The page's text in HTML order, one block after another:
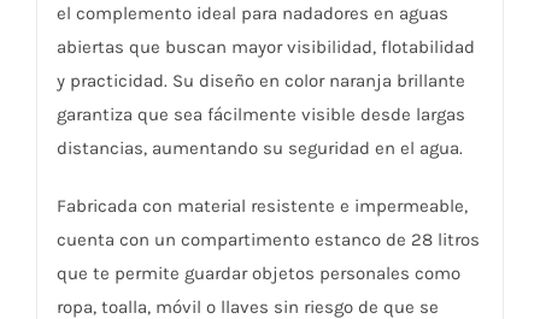
el complemento ideal para nadadores en aguas
abiertas que buscan mayor visibilidad, flotabilidad
y practicidad. Su diseño en color naranja brillante
garantiza que sea fácilmente visible desde largas
distancias, aumentando su seguridad en el agua.
Fabricada con material resistente e impermeable,
cuenta con un compartimento estanco de 28 litros
que te permite guardar objetos personales como
ropa, toalla, móvil o llaves sin riesgo de que se